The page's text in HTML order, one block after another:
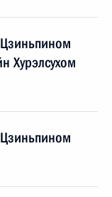
Хурэлсухом